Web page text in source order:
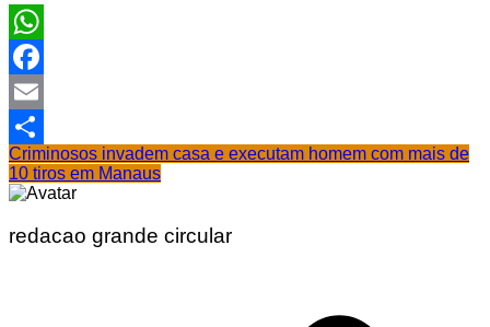
WhatsApp
Facebook
Email
Share
Criminosos invadem casa e executam homem com mais de
10 tiros em Manaus
redacao grande circular